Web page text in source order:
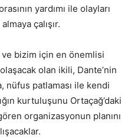
yardımı ile olayları
çalışır.
bizim için en önemlisi
olan ikili, Dante’nin
nüfus patlaması ile kendi
kurtuluşunu Ortaçağ’daki
organizasyonun planını